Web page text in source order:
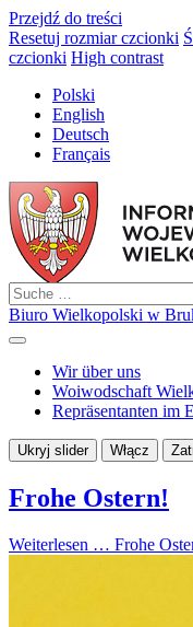
Przejdź do treści
Resetuj rozmiar czcionki
czcionki High contrast
Polski
English
Deutsch
Français
Biuro Wielkopolski w
Wir über uns
Woiwodschaft
Repräsentanten im
Ukryj slider Włącz
Frohe Ostern!
Weiterlesen … Frohe